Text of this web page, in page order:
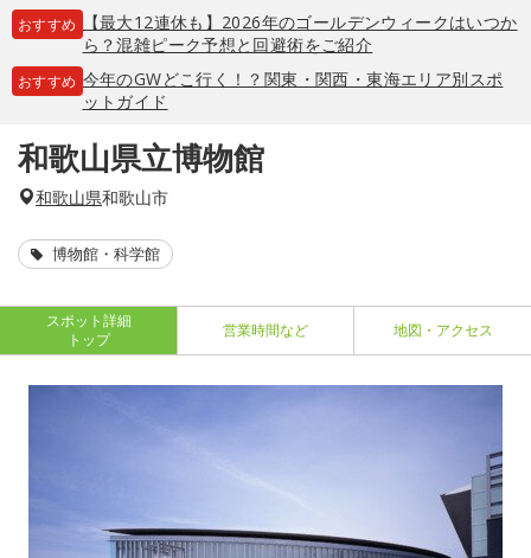
おすすめ
【最大12連休も】2026年のゴールデンウィークはいつか
ら？混雑ピーク予想と回避術をご紹介
おすすめ 今年のGWどこ行く！？関東・関西・東海エリア別スポ
ットガイド
和歌山県立博物館
和歌山県和歌山市
博物館・科学館
スポット詳細
トップ
営業時間など 地図・アクセス